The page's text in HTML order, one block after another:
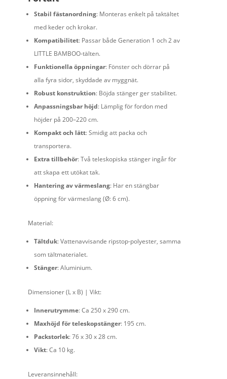
Stabil fästanordning: Monteras enkelt på taktältet
med keder och krokar.
Kompatibilitet: Passar både Generation 1 och 2 av
LITTLE BAMBOO-tälten.
Funktionella öppningar: Fönster och dörrar på
alla fyra sidor, skyddade av myggnät.
Robust konstruktion: Böjda stänger ger stabilitet.
Anpassningsbar höjd: Lämplig för fordon med
höjder på 200–220 cm.
Kompakt och lätt: Smidig att packa och
transportera.
Extra tillbehör: Två teleskopiska stänger ingår för
att skapa ett utökat tak.
Hantering av värmeslang: Har en stängbar
öppning för värmeslang (Ø: 6 cm).
Material:
Tältduk: Vattenavvisande ripstop-polyester, samma
som tältmaterialet.
Stänger: Aluminium.
Dimensioner (L x B) | Vikt:
Innerutrymme: Ca 250 x 290 cm.
Maxhöjd för teleskopstänger: 195 cm.
Packstorlek: 76 x 30 x 28 cm.
Vikt: Ca 10 kg.
Leveransinnehåll: